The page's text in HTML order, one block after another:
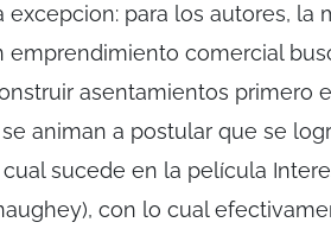
excepcion: para los autores, la
emprendimiento comercial
asentamientos primero
animan a postular que se
sucede en la película
con lo cual